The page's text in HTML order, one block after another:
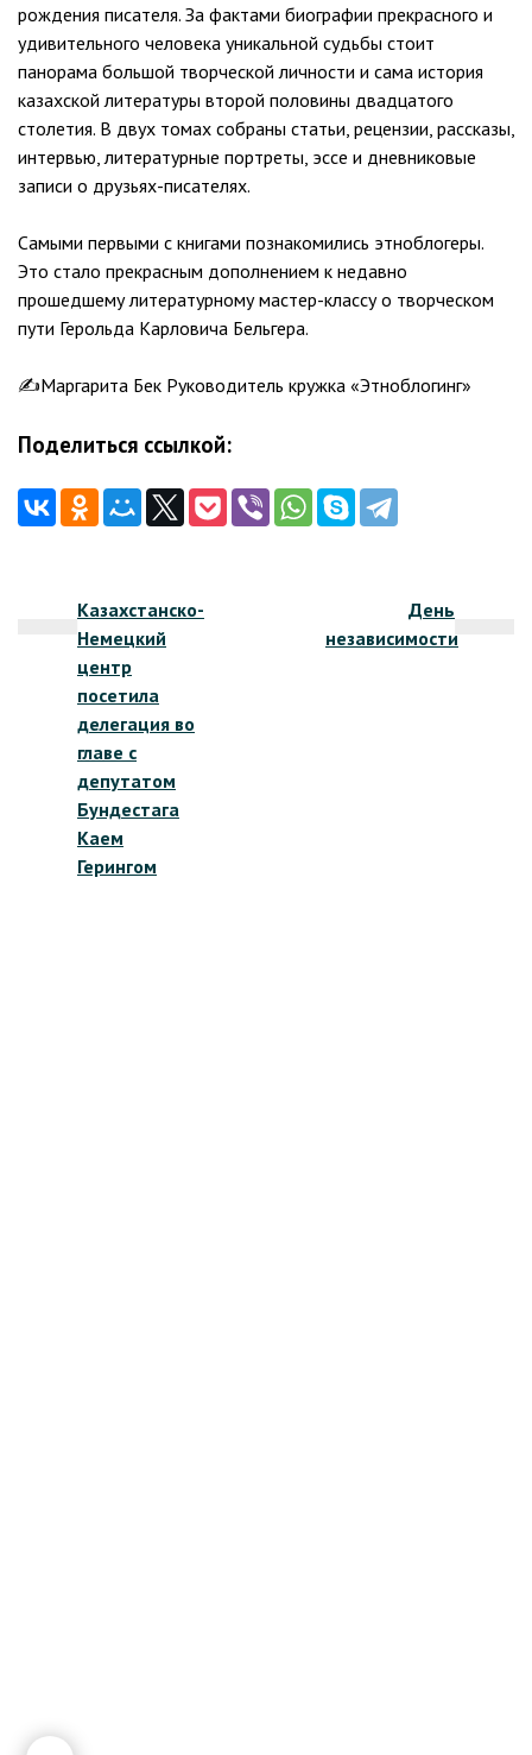
рождения писателя. За фактами биографии прекрасного и
удивительного человека уникальной судьбы стоит
панорама большой творческой личности и сама история
казахской литературы второй половины двадцатого
столетия. В двух томах собраны статьи, рецензии, рассказы,
интервью, литературные портреты, эссе и дневниковые
записи о друзьях-писателях.
Самыми первыми с книгами познакомились этноблогеры.
Это стало прекрасным дополнением к недавно
прошедшему литературному мастер-классу о творческом
пути Герольда Карловича Бельгера.
✍️Маргарита Бек Руководитель кружка «Этноблогинг»
Поделиться ссылкой:
записям
Казахстанско-
Немецкий
центр
посетила
делегация во
главе с
депутатом
Бундестага
Каем
Герингом
День
независимости